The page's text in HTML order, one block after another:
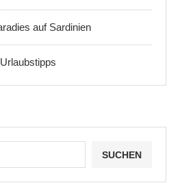
auf Sardinien
SUCHEN